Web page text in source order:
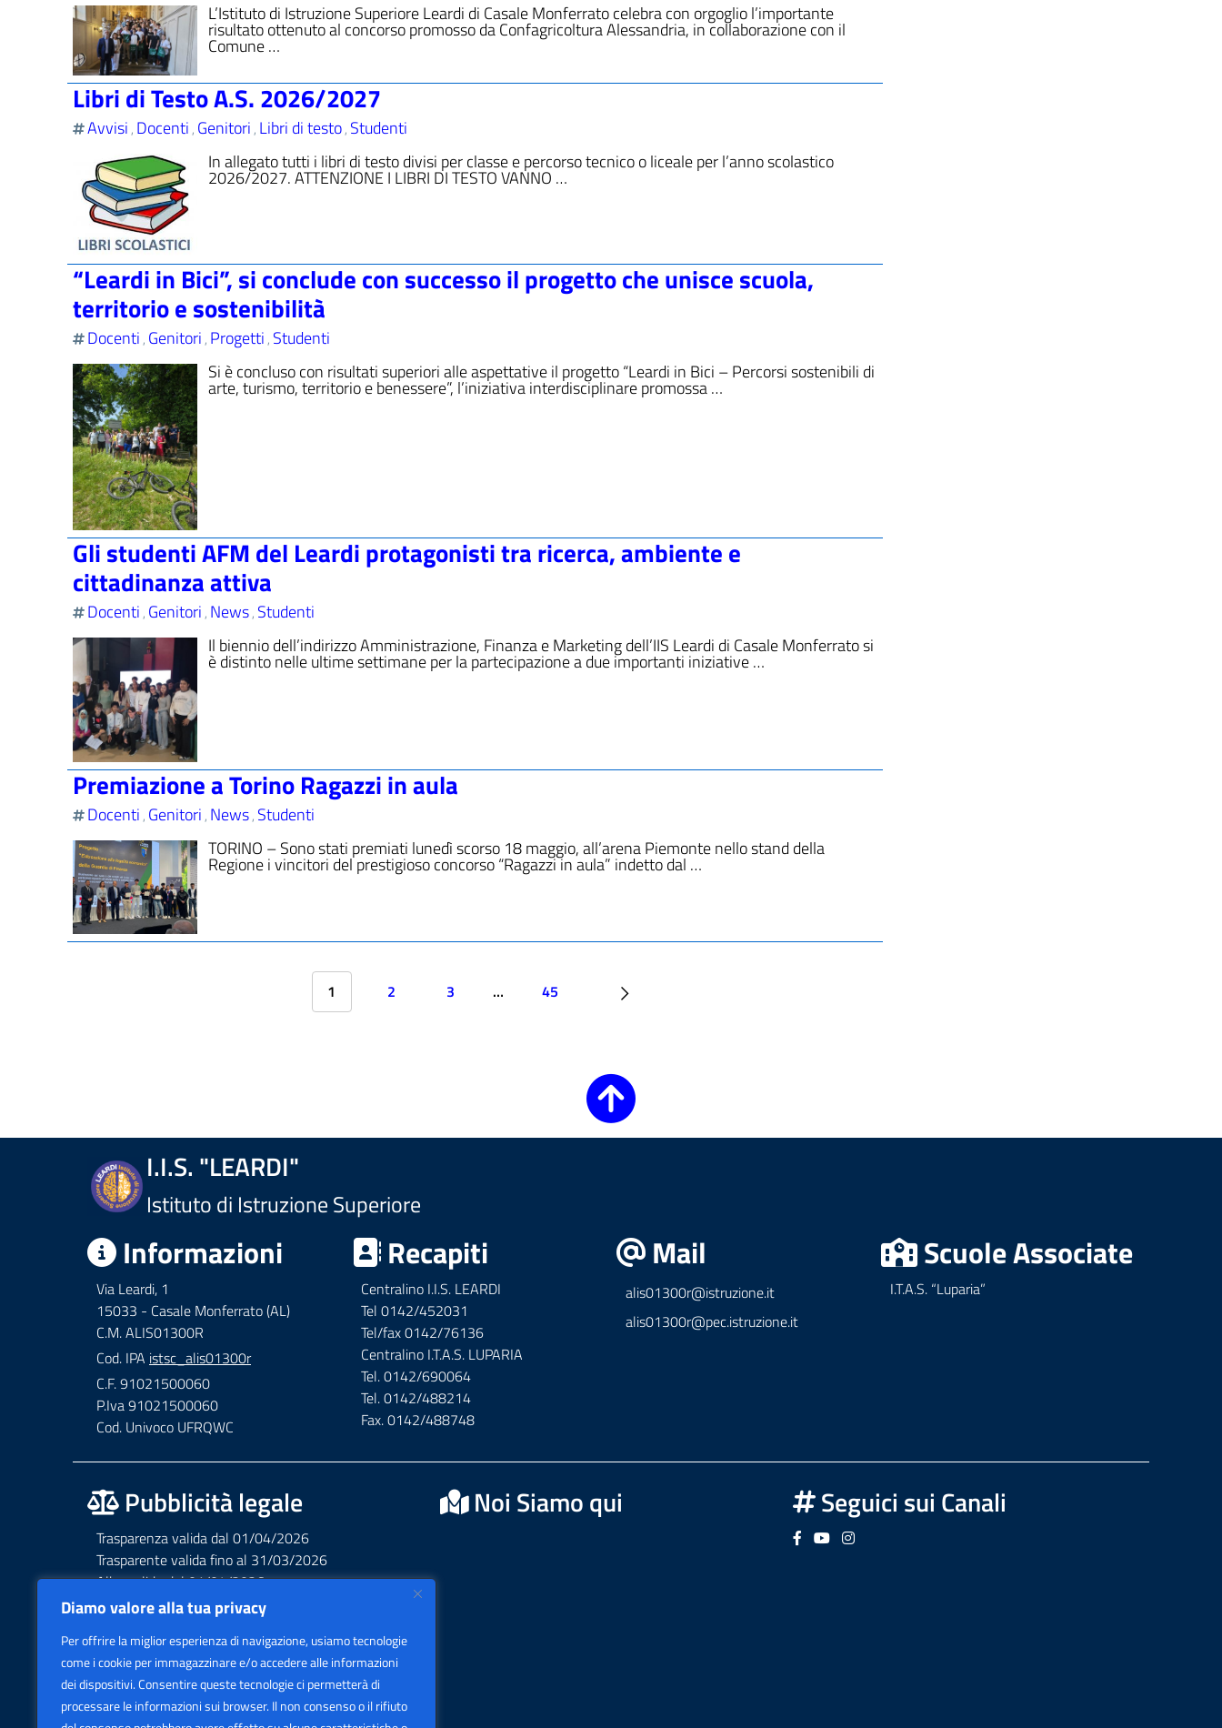
Diamo valore alla tua privacy
Per offrire la miglior esperienza di navigazione, usiamo tecnologie
come i cookie per immagazzinare e/o accedere alle informazioni
dei dispositivi. Consentire queste tecnologie ci permetterà di
processare le informazioni sui browser. Il non consenso o il rifiuto
L’Istituto di Istruzione Superiore Leardi di Casale Monferrato celebra con orgoglio l’importante
risultato ottenuto al concorso promosso da Confagricoltura Alessandria, in collaborazione con il
Comune …
Libri di Testo A.S. 2026/2027
Avvisi, Docenti, Genitori, Libri di testo, Studenti
In allegato tutti i libri di testo divisi per classe e percorso tecnico o liceale per l’anno scolastico
2026/2027. ATTENZIONE I LIBRI DI TESTO VANNO …
“Leardi in Bici”, si conclude con successo il progetto che unisce scuola,
territorio e sostenibilità
Docenti, Genitori, Progetti, Studenti
Si è concluso con risultati superiori alle aspettative il progetto “Leardi in Bici – Percorsi sostenibili di
arte, turismo, territorio e benessere”, l’iniziativa interdisciplinare promossa …
Gli studenti AFM del Leardi protagonisti tra ricerca, ambiente e
cittadinanza attiva
Docenti, Genitori, News, Studenti
Il biennio dell’indirizzo Amministrazione, Finanza e Marketing dell’IIS Leardi di Casale Monferrato si
è distinto nelle ultime settimane per la partecipazione a due importanti iniziative …
Premiazione a Torino Ragazzi in aula
Docenti, Genitori, News, Studenti
TORINO – Sono stati premiati lunedì scorso 18 maggio, all’arena Piemonte nello stand della
Regione i vincitori del prestigioso concorso “Ragazzi in aula” indetto dal …
1 2 3 … 45
I.I.S. "LEARDI"
Istituto di Istruzione Superiore
Informazioni
Via Leardi, 1
15033 - Casale Monferrato (AL)
C.M. ALIS01300R
Cod. IPA istsc_alis01300r
C.F. 91021500060
P.Iva 91021500060
Cod. Univoco UFRQWC
Recapiti
Centralino I.I.S. LEARDI
Tel 0142/452031
Tel/fax 0142/76136
Centralino I.T.A.S. LUPARIA
Tel. 0142/690064
Tel. 0142/488214
Fax. 0142/488748
Mail
alis01300r@istruzione.it
alis01300r@pec.istruzione.it
Scuole Associate
I.T.A.S. “Luparia”
Pubblicità legale
Trasparenza valida dal 01/04/2026
Trasparente valida fino al 31/03/2026
Albo valido dal 01/04/2026
Albo valido fino al 31/03/2026
Accessibilità AGID Form
Noi Siamo qui Seguici sui Canali
Seguici su Facebook
Seguici su YouTube
Seguici su Instagram